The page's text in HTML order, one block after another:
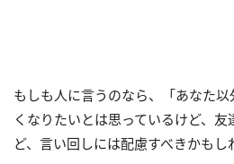
もしも人に言うのなら、「あなた
くなりたいとは思っているけど、
ど、言い回しには配慮すべきかもし